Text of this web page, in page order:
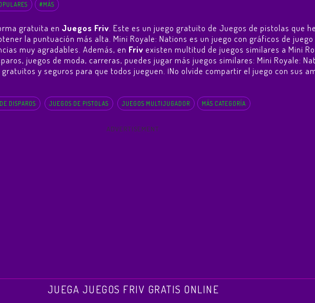
#MÁS
gratuita en Juegos Friv . Este es un juego gratuito de Juegos de pistolas que
la puntuación más alta. Mini Royale: Nations es un juego con gráficos de
muy agradables. Además, en Friv existen multitud de juegos similares a Mini
juegos de moda, carreras, puedes jugar más juegos similares: Mini Royale:
gratuitos y seguros para que todos jueguen. ¡No olvide compartir el juego con sus
DISPAROS JUEGOS DE PISTOLAS JUEGOS MULTIJUGADOR MÁS CATEGORÍA
ADVERTISEMENT
JUEGA JUEGOS FRIV GRATIS ONLINE